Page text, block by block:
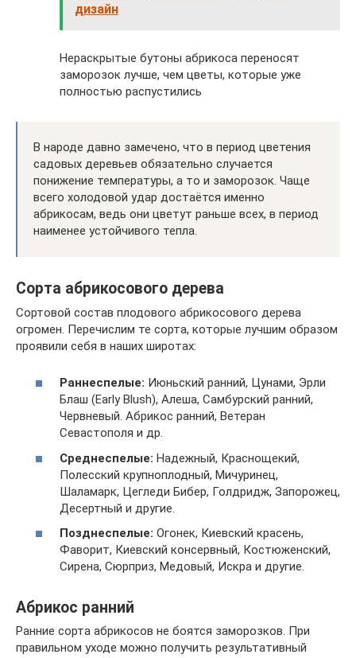
дизайн
Нераскрытые бутоны абрикоса переносят
заморозок лучше, чем цветы, которые уже
полностью распустились
В народе давно замечено, что в период цветения
садовых деревьев обязательно случается
понижение температуры, а то и заморозок. Чаще
всего холодовой удар достаётся именно
абрикосам, ведь они цветут раньше всех, в период
наименее устойчивого тепла.
Сорта абрикосового дерева
Сортовой состав плодового абрикосового дерева
огромен. Перечислим те сорта, которые лучшим образом
проявили себя в наших широтах:
Раннеспелые: Июньский ранний, Цунами, Эрли
Блаш (Early Blush), Алеша, Самбурский ранний,
Червневый. Абрикос ранний, Ветеран
Севастополя и др.
Среднеспелые: Надежный, Краснощекий,
Полесский крупноплодный, Мичуринец,
Шаламарк, Цегледи Бибер, Голдридж, Запорожец,
Десертный и другие.
Позднеспелые: Огонек, Киевский красень,
Фаворит, Киевский консервный, Костюженский,
Сирена, Сюрприз, Медовый, Искра и другие.
Абрикос ранний
Ранние сорта абрикосов не боятся заморозков. При
правильном уходе можно получить результативный